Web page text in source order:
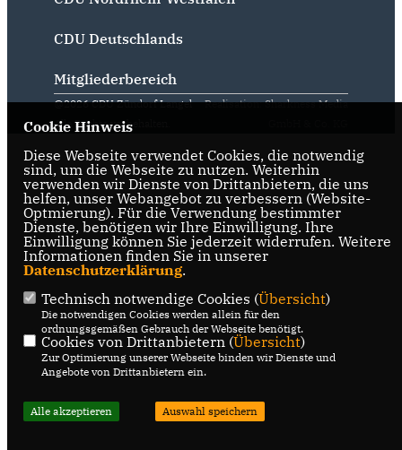
CDU Deutschlands
Mitgliederbereich
@2026 CDU Zündorf Langel
Alle Rechte vorbehalten.
Realisation: Sharkness Media
Cookie Hinweis
Diese Webseite verwendet Cookies, die notwendig
sind, um die Webseite zu nutzen. Weiterhin
verwenden wir Dienste von Drittanbietern, die uns
helfen, unser Webangebot zu verbessern (Website-
Optmierung). Für die Verwendung bestimmter
Dienste, benötigen wir Ihre Einwilligung. Ihre
Einwilligung können Sie jederzeit widerrufen. Weitere
Informationen finden Sie in unserer
Datenschutzerklärung.
Technisch notwendige Cookies (Übersicht)
Die notwendigen Cookies werden allein für den
ordnungsgemäßen Gebrauch der Webseite benötigt.
Cookies von Drittanbietern (Übersicht)
Zur Optimierung unserer Webseite binden wir Dienste und
Angebote von Drittanbietern ein.
Alle akzeptieren Auswahl speichern